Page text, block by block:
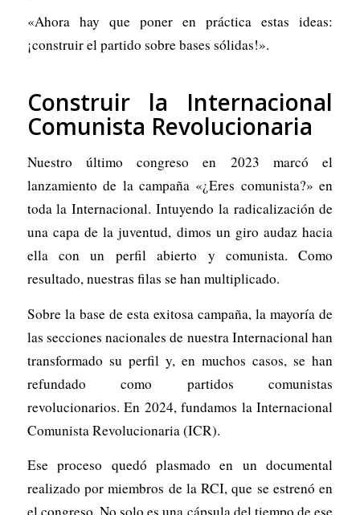
«Ahora hay que poner en práctica estas ideas:
¡construir el partido sobre bases sólidas!».
Construir la Internacional
Comunista Revolucionaria
Nuestro último congreso en 2023 marcó el
lanzamiento de la campaña «¿Eres comunista?» en
toda la Internacional. Intuyendo la radicalización de
una capa de la juventud, dimos un giro audaz hacia
ella con un perfil abierto y comunista. Como
resultado, nuestras filas se han multiplicado.
Sobre la base de esta exitosa campaña, la mayoría de
las secciones nacionales de nuestra Internacional han
transformado su perfil y, en muchos casos, se han
refundado como partidos comunistas
revolucionarios. En 2024, fundamos la Internacional
Comunista Revolucionaria (ICR).
Ese proceso quedó plasmado en un documental
realizado por miembros de la RCI, que se estrenó en